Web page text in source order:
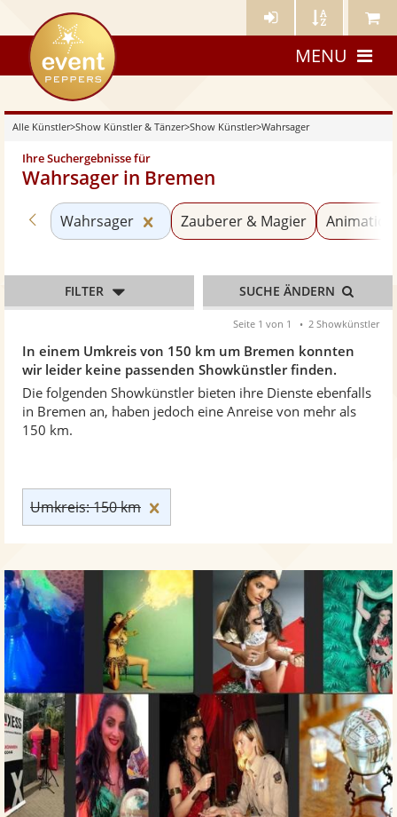
Künstler- Künstler Meine
eventpeppers
MENU
Alle Künstler>Show Künstler & Tänzer>Show Künstler>Wahrsager
Ihre Suchergebnisse für
Wahrsager in Bremen
In einem Umkreis von 150 km um Bremen konnten
wir leider keine passenden Showkünstler finden.
Die folgenden Showkünstler bieten ihre Dienste ebenfalls
in Bremen an, haben jedoch eine Anreise von mehr als
150 km.
Zurück zu «Show Künstler»
Wahrsager Kategorie «Wahrsager»
Zauberer & Magier
Umkreis: 150 km
FILTER SUCHE ÄNDERN
Seite 1 von 1 2 Showkünstler